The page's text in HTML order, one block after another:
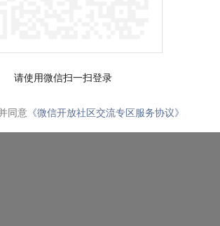
请使用微信扫一扫登录
同意 《微信开放社区交流专区服务协议》